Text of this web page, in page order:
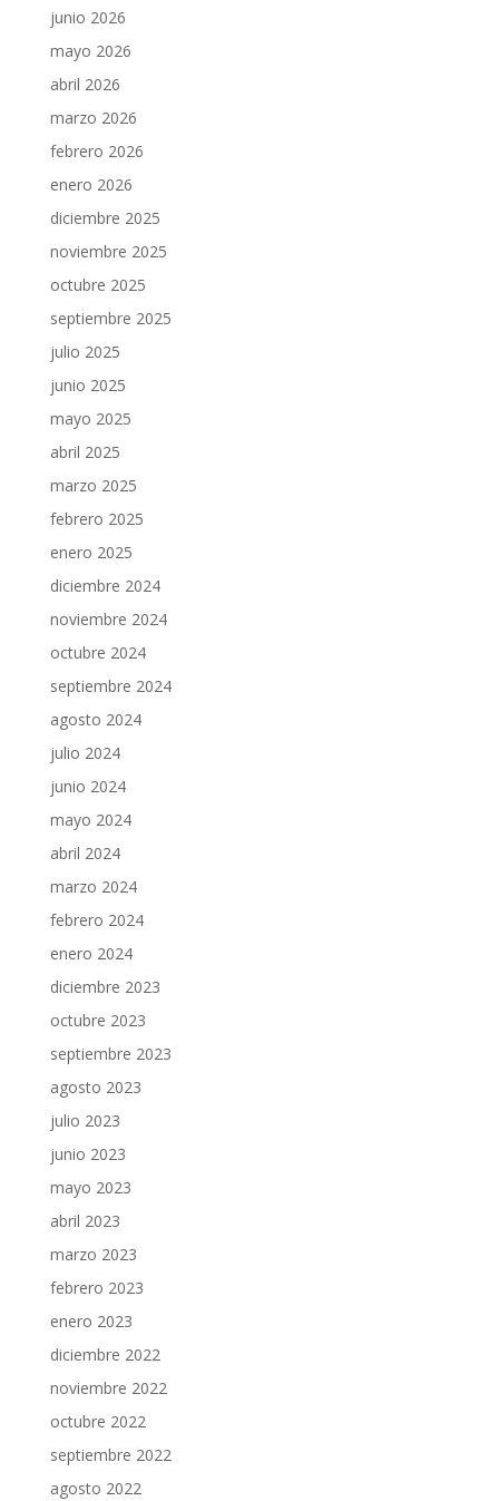
junio 2026
mayo 2026
abril 2026
marzo 2026
febrero 2026
enero 2026
diciembre 2025
noviembre 2025
octubre 2025
septiembre 2025
julio 2025
junio 2025
mayo 2025
abril 2025
marzo 2025
febrero 2025
enero 2025
diciembre 2024
noviembre 2024
octubre 2024
septiembre 2024
agosto 2024
julio 2024
junio 2024
mayo 2024
abril 2024
marzo 2024
febrero 2024
enero 2024
diciembre 2023
octubre 2023
septiembre 2023
agosto 2023
julio 2023
junio 2023
mayo 2023
abril 2023
marzo 2023
febrero 2023
enero 2023
diciembre 2022
noviembre 2022
octubre 2022
septiembre 2022
agosto 2022